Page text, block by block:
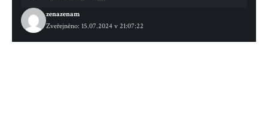
Zveřejněno: 15.07.2024 v 21:07:22
zenazenam